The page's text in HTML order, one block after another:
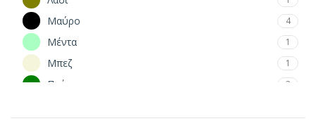
Μαύρο 4
Μέντα 1
Μπεζ 1
Πράσινο 2